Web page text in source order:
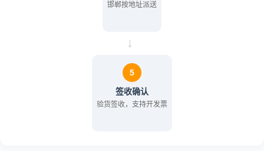
邯郸按地址派送
→
5
签收确认
验货签收，支持开发票